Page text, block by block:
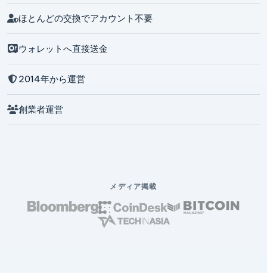
ほとんどの交換でアカウント不要
ウォレットへ直接送金
2014年から運営
創業者運営
メディア掲載